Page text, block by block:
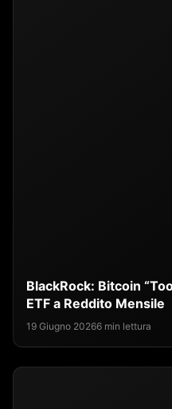
BlackRock: Bitcoin
ETF a Reddito Mensile
19 Giugno 20266 min lettura